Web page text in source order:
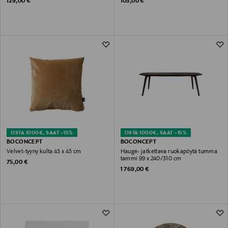
OSTA 1000€, SAAT –15%
BOCONCEPT
Velvet-tyyny kulta 43 x 43 cm
Original Price
75,00 €
OSTA 1000€, SAAT –15%
BOCONCEPT
Hauge- jatkettava ruokapöytä tumma
tammi 99 x 240/310 cm
Original Price
1 769,00 €